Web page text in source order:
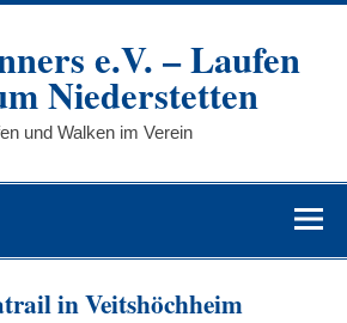
e.V. – Laufen
Niederstetten
und Walken im Verein
in Veitshöchheim